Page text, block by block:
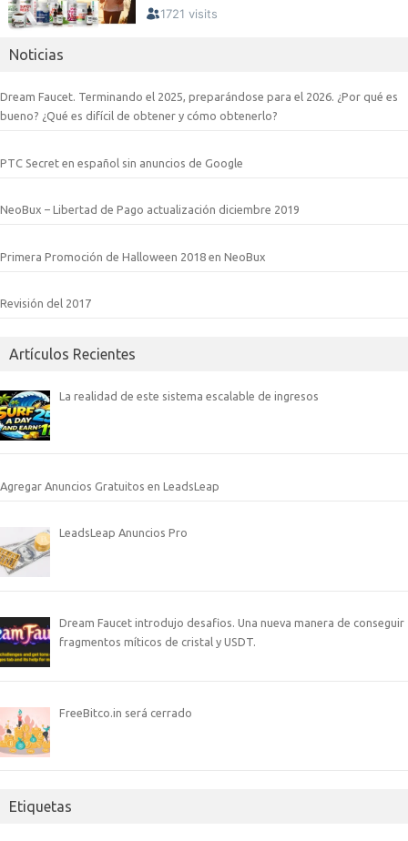
Noticias
Dream Faucet. Terminando el 2025, preparándose para el 2026. ¿Por qué es
bueno? ¿Qué es difícil de obtener y cómo obtenerlo?
PTC Secret en español sin anuncios de Google
NeoBux – Libertad de Pago actualización diciembre 2019
Primera Promoción de Halloween 2018 en NeoBux
Revisión del 2017
Artículos Recientes
La realidad de este sistema escalable de ingresos
Agregar Anuncios Gratuitos en LeadsLeap
LeadsLeap Anuncios Pro
Dream Faucet introdujo desafios. Una nueva manera de conseguir
fragmentos míticos de cristal y USDT.
FreeBitco.in será cerrado
Etiquetas